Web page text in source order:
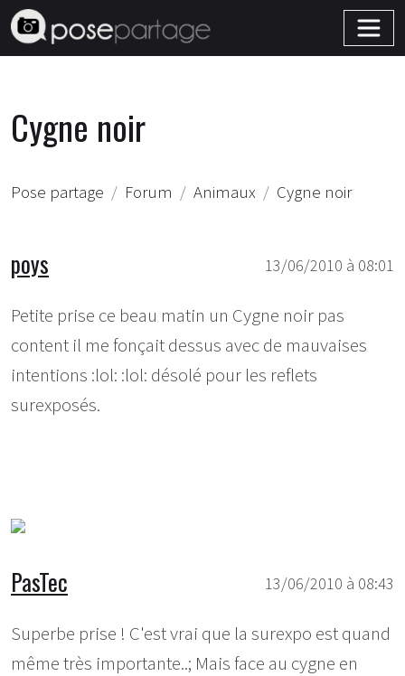
Cygne noir
Pose partage Forum Animaux Cygne noir
13/06/2010 à 08:01
poys
Petite prise ce beau matin un Cygne noir pas
content il me fonçait dessus avec de mauvaises
intentions :lol: :lol: désolé pour les reflets
surexposés.
13/06/2010 à 08:43
PasTec
Superbe prise ! C'est vrai que la surexpo est quand
même très importante..; Mais face au cygne en